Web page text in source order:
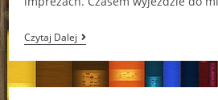
Czytaj Dalej(Nie)zakazane
Uczucie